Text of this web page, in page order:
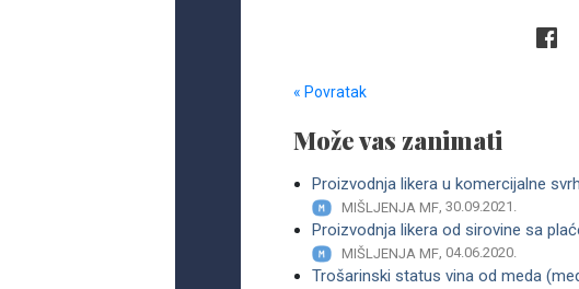
« Povratak
Može vas zanimati
Proizvodnja likera u komercijalne
MIŠLJENJA MF, 30.09.2021.
Proizvodnja likera od sirovine sa
MIŠLJENJA MF, 04.06.2020.
Trošarinski status vina od meda